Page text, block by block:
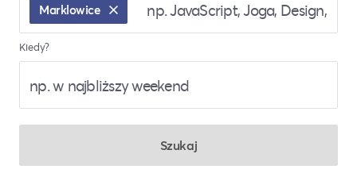
Marklowice
Kiedy?
Szukaj